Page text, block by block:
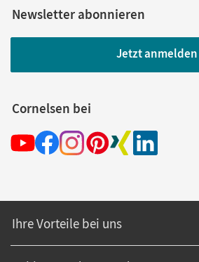
Newsletter abonnieren
Jetzt anmelden
Cornelsen bei
Ihre Vorteile bei uns